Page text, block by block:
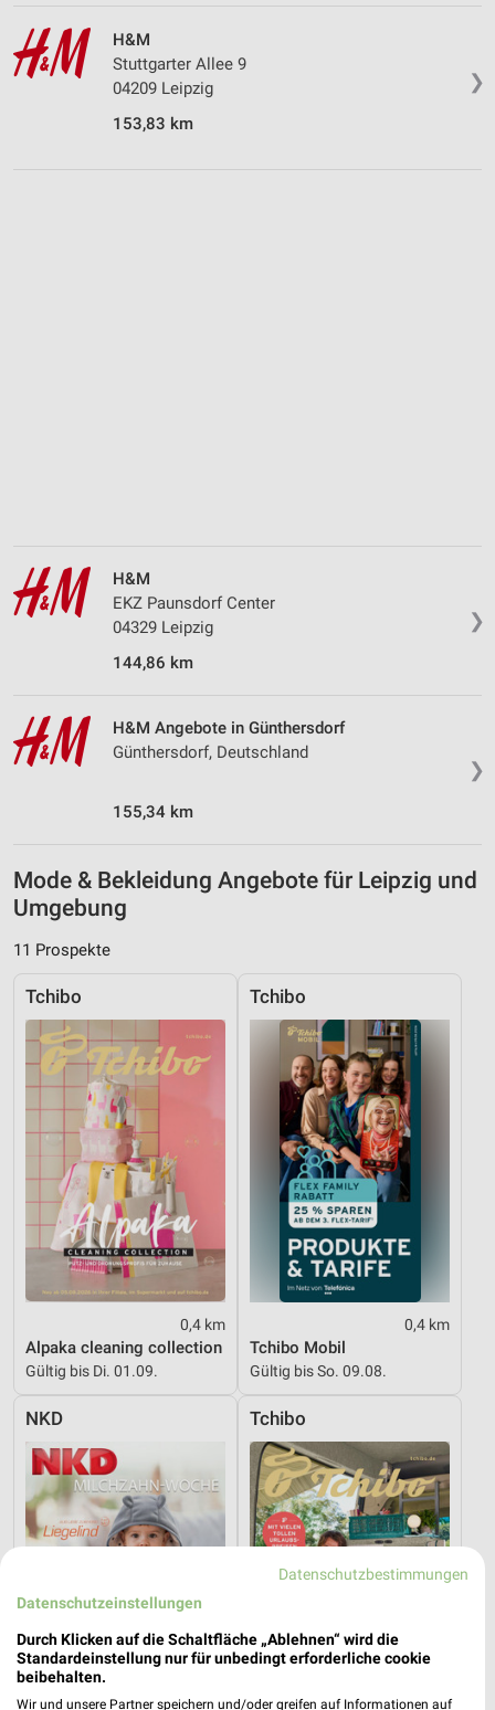
❯
H&M
Stuttgarter Allee 9
04209 Leipzig
153,83 km
❯
H&M
EKZ Paunsdorf Center
04329 Leipzig
144,86 km
❯
H&M Angebote in Günthersdorf
Günthersdorf, Deutschland
155,34 km
Mode & Bekleidung Angebote für Leipzig und
Umgebung
11 Prospekte
Tchibo
0,4 km
Alpaka cleaning collection
Gültig bis Di. 01.09.
Tchibo
0,4 km
Tchibo Mobil
Gültig bis So. 09.08.
NKD Tchibo
Datenschutzbestimmungen
Datenschutzeinstellungen
Durch Klicken auf die Schaltfläche „Ablehnen“ wird die
Standardeinstellung nur für unbedingt erforderliche cookie
beibehalten.
Wir und unsere Partner speichern und/oder greifen auf Informationen auf